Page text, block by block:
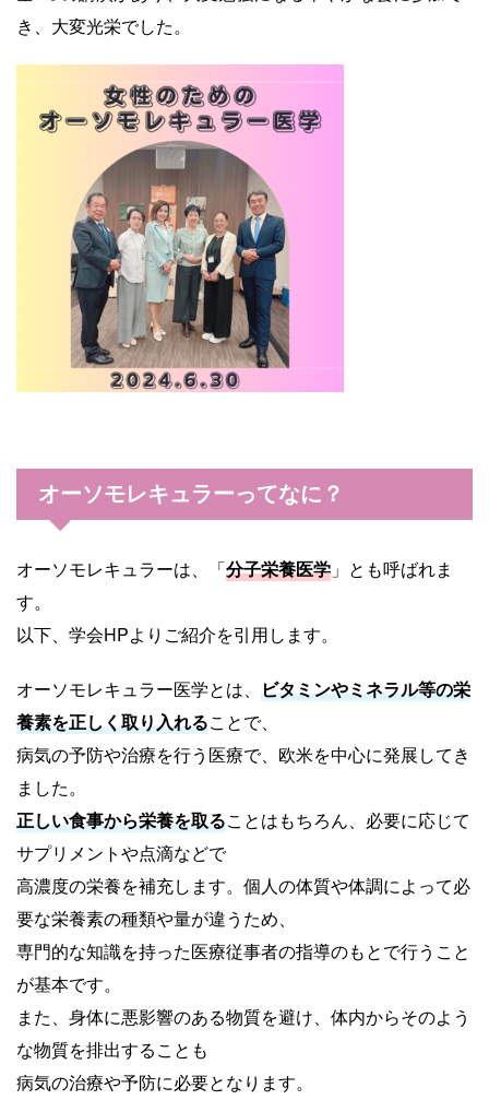
き、大変光栄でした。
オーソモレキュラーってなに？
オーソモレキュラーは、「分子栄養医学 」とも呼ばれま
す。
以下、学会HPよりご紹介を引用します。
オーソモレキュラー医学とは、 ビタミンやミネラル等の栄
養素を正しく取り入れることで、
病気の予防や治療を行う医療で、欧米を中心に発展してき
ました。
正しい食事から栄養を取ることはもちろん、必要に応じて
サプリメントや点滴などで
高濃度の栄養を補充します。個人の体質や体調によって必
要な栄養素の種類や量が違うため、
専門的な知識を持った医療従事者の指導のもとで行うこと
が基本です。
また、身体に悪影響のある物質を避け、体内からそのよう
な物質を排出することも
病気の治療や予防に必要となります。